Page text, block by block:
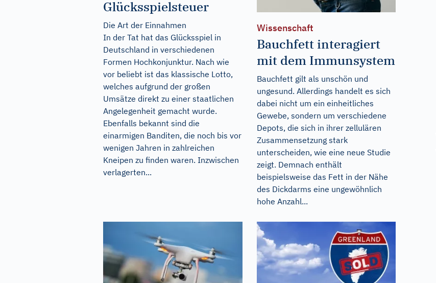
Glücksspielsteuer
Die Art der Einnahmen
In der Tat hat das Glücksspiel in
Deutschland in verschiedenen
Formen Hochkonjunktur. Nach wie
vor beliebt ist das klassische Lotto,
welches aufgrund der großen
Umsätze direkt zu einer staatlichen
Angelegenheit gemacht wurde.
Ebenfalls bekannt sind die
einarmigen Banditen, die noch bis vor
wenigen Jahren in zahlreichen
Kneipen zu finden waren. Inzwischen
verlagerten...
Wissenschaft
Bauchfett interagiert
mit dem Immunsystem
Bauchfett gilt als unschön und
ungesund. Allerdings handelt es sich
dabei nicht um ein einheitliches
Gewebe, sondern um verschiedene
Depots, die sich in ihrer zellulären
Zusammensetzung stark
unterscheiden, wie eine neue Studie
zeigt. Demnach enthält
beispielsweise das Fett in der Nähe
des Dickdarms eine ungewöhnlich
hohe Anzahl...